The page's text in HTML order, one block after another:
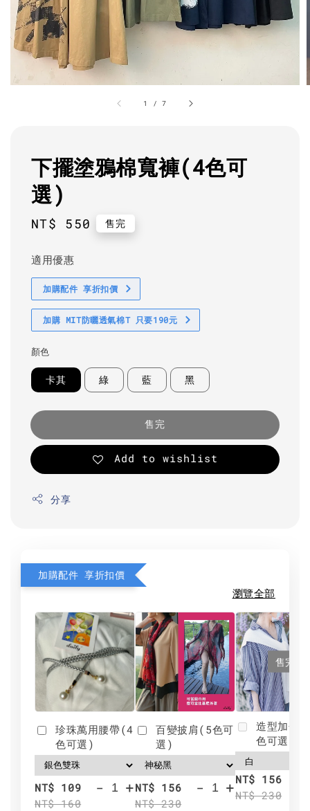
1 /7
下擺塗鴉棉寬褲(4色可
選)
Regular
NT$ 550 售完
適用優惠
加購配件 享折扣價
加購 MIT防曬透氣棉T 只要190元
顏色
卡其 綠 藍 黑
售完
Add to wishlist
分享
加購配件 享折扣價
瀏覽全部
珍珠萬用腰帶(4
色可選)
NT$ 109
NT$ 160
- +
百變披肩(5色可
選)
NT$ 156
NT$ 230
- +
售完
造型加分
色可選)
NT$ 156
NT$ 230